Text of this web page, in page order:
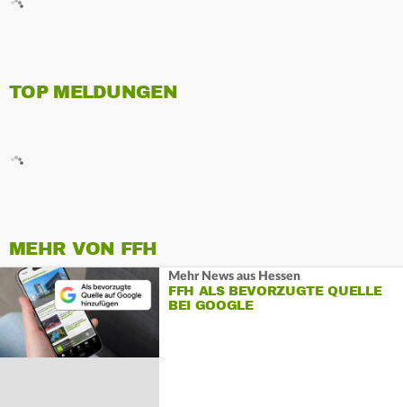
TOP MELDUNGEN
MEHR VON FFH
Mehr News aus Hessen
FFH ALS BEVORZUGTE QUELLE
BEI GOOGLE